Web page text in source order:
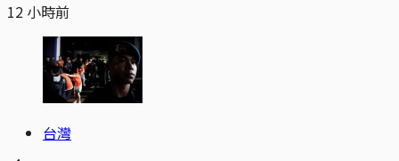
12 小時前
台灣